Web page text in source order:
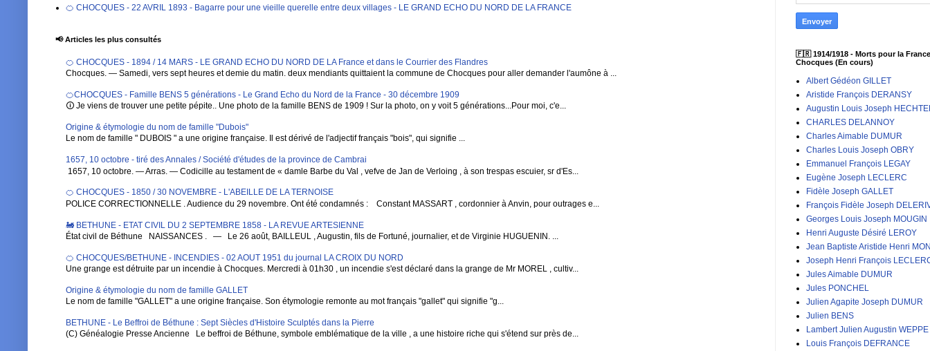
🍊 CHOCQUES - 22 AVRIL 1893 - Bagarre pour une vieille querelle entre deux villages - LE GRAND ECHO DU NORD DE LA FRANCE
📢 Articles les plus consultés
🍊 CHOCQUES - 1894 / 14 MARS - LE GRAND ECHO DU NORD DE LA France et dans le Courrier des Flandres
Chocques. — Samedi, vers sept heures et demie du matin. deux mendiants quittaient la commune de Chocques pour aller demander l'aumône à ...
🍊CHOCQUES - Famille BENS 5 générations - Le Grand Echo du Nord de la France - 30 décembre 1909
🛈 Je viens de trouver une petite pépite.. Une photo de la famille BENS de 1909 ! Sur la photo, on y voit 5 générations...Pour moi, c'e...
Origine & étymologie du nom de famille "Dubois"
Le nom de famille " DUBOIS " a une origine française. Il est dérivé de l'adjectif français "bois", qui signifie ...
1657, 10 octobre - tiré des Annales / Société d'études de la province de Cambrai
1657, 10 octobre. — Arras. — Codicille au testament de « damle Barbe du Val , vefve de Jan de Verloing , à son trespas escuier, sr d'Es...
🍊 CHOCQUES - 1850 / 30 NOVEMBRE - L'ABEILLE DE LA TERNOISE
POLICE CORRECTIONNELLE . Audience du 29 novembre. Ont été condamnés : Constant MASSART , cordonnier à Anvin, pour outrages e...
🚂 BETHUNE - ETAT CIVIL DU 2 SEPTEMBRE 1858 - LA REVUE ARTESIENNE
État civil de Béthune NAISSANCES . — Le 26 août, BAILLEUL , Augustin, fils de Fortuné, journalier, et de Virginie HUGUENIN. ...
🍊 CHOCQUES/BETHUNE - INCENDIES - 02 AOUT 1951 du journal LA CROIX DU NORD
Une grange est détruite par un incendie à Chocques. Mercredi à 01h30 , un incendie s'est déclaré dans la grange de Mr MOREL , cultiv...
Origine & étymologie du nom de famille GALLET
Le nom de famille "GALLET" a une origine française. Son étymologie remonte au mot français "gallet" qui signifie "g...
BETHUNE - Le Beffroi de Béthune : Sept Siècles d'Histoire Sculptés dans la Pierre
(C) Généalogie Presse Ancienne Le beffroi de Béthune, symbole emblématique de la ville , a une histoire riche qui s'étend sur près de...
🇫🇷 1914/1918 - Morts pour la
Chocques (En cours)
Albert Gédéon GILLET
Aristide François DERANSY
Augustin Louis Joseph
CHARLES DELANNOY
Charles Aimable DUMUR
Charles Louis Joseph OBRY
Emmanuel François LEGAY
Eugène Joseph LECLERC
Fidèle Joseph GALLET
François Fidèle Joseph
Georges Louis Joseph MOUGIN
Henri Auguste Désiré LEROY
Jean Baptiste Aristide Henri
Joseph Henri François
Jules Aimable DUMUR
Jules PONCHEL
Julien Agapite Joseph DUMUR
Julien BENS
Lambert Julien Augustin WEPPE
Louis François DEFRANCE